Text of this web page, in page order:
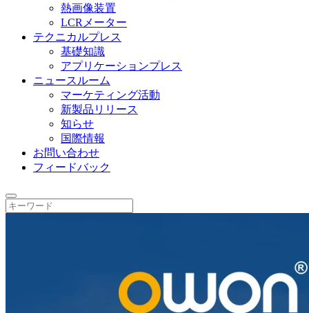
熱画像装置
LCRメーター
テクニカルプレス
基礎知識
アプリケーションプレス
ニュースルーム
マーケティング活動
新製品リリース
知らせ
国際情報
お問い合わせ
フィードバック